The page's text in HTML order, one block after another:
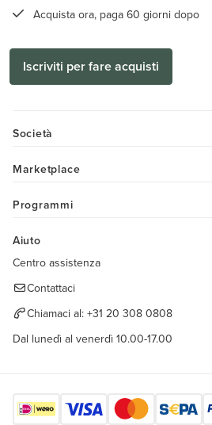
Acquista ora, paga 60 giorni dopo
Iscriviti per fare acquisti
Società
Marketplace
Programmi
Aiuto
Centro assistenza
Contattaci
Chiamaci al: +31 20 308 0808
Dal lunedì al venerdì 10.00-17.00